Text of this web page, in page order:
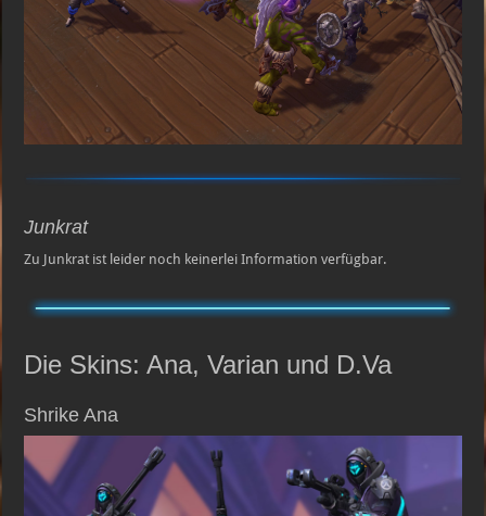
Junkrat
Zu Junkrat ist leider noch keinerlei Information verfügbar.
Die Skins: Ana, Varian und D.Va
Shrike Ana